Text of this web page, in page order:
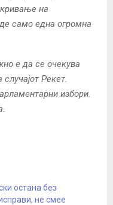
на
само една огромна
е да се очекува
Рекет.
избори.
остана без
не смее